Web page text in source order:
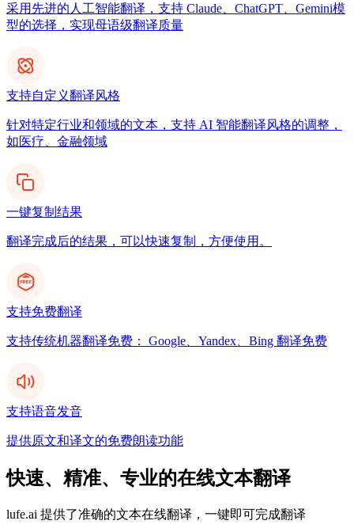
采用先进的人工智能翻译，支持 Claude、ChatGPT、Gemini模
型的选择，实现母语级翻译质量
支持自定义翻译风格
针对特定行业和领域的文本，支持 AI 智能翻译风格的调整，
如医疗、金融领域
一键复制结果
翻译完成后的结果，可以快速复制，方便使用。
支持免费翻译
支持传统机器翻译免费： Google、Yandex、Bing 翻译免费
支持语音发音
提供原文和译文的免费朗读功能
快速、精准、专业的在线文本翻译
lufe.ai 提供了准确的文本在线翻译，一键即可完成翻译